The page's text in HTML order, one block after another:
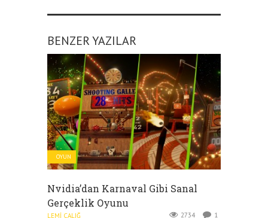
BENZER YAZILAR
OYUN
Nvidia’dan Karnaval Gibi Sanal
Gerçeklik Oyunu
LEMI ÇALIĞ 2734 1